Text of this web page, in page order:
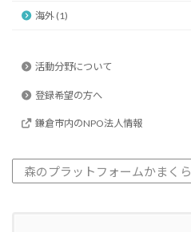
海外 (1)
活動分野について
登録希望の方へ
鎌倉市内のNPO法人情報
森のプラットフォームかまくら